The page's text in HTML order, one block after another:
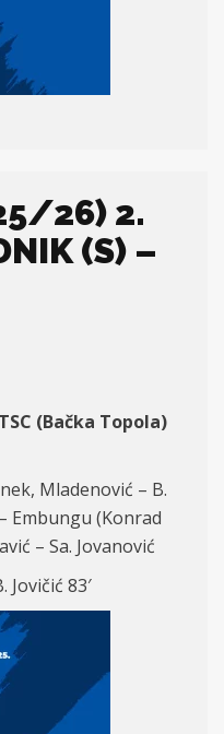
26) 2.
(S) –
(Bačka Topola)
Mladenović – B.
Embungu (Konrad
– Sa. Jovanović
Jovičić 83′